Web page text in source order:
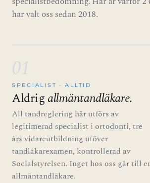
har valt oss sedan 2018.
01
SPECIALIST · ALLTID
Aldrigallmäntandläkare.
All tandreglering här utförs av
legitimerad specialist i ortodonti, tre
års vidareutbildning utöver
tandläkarexamen, kontrollerad av
Socialstyrelsen. Inget hos oss går till
allmäntandläkare.